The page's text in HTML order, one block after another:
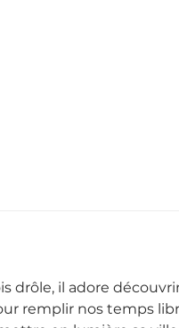
drôle, il adore
remplir nos temps